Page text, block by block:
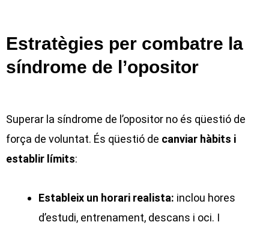
Estratègies per combatre la
síndrome de l’opositor
Superar la síndrome de l’opositor no és qüestió de
força de voluntat. És qüestió de canviar hàbits i
establir límits:
Estableix un horari realista: inclou hores
d’estudi, entrenament, descans i oci. I